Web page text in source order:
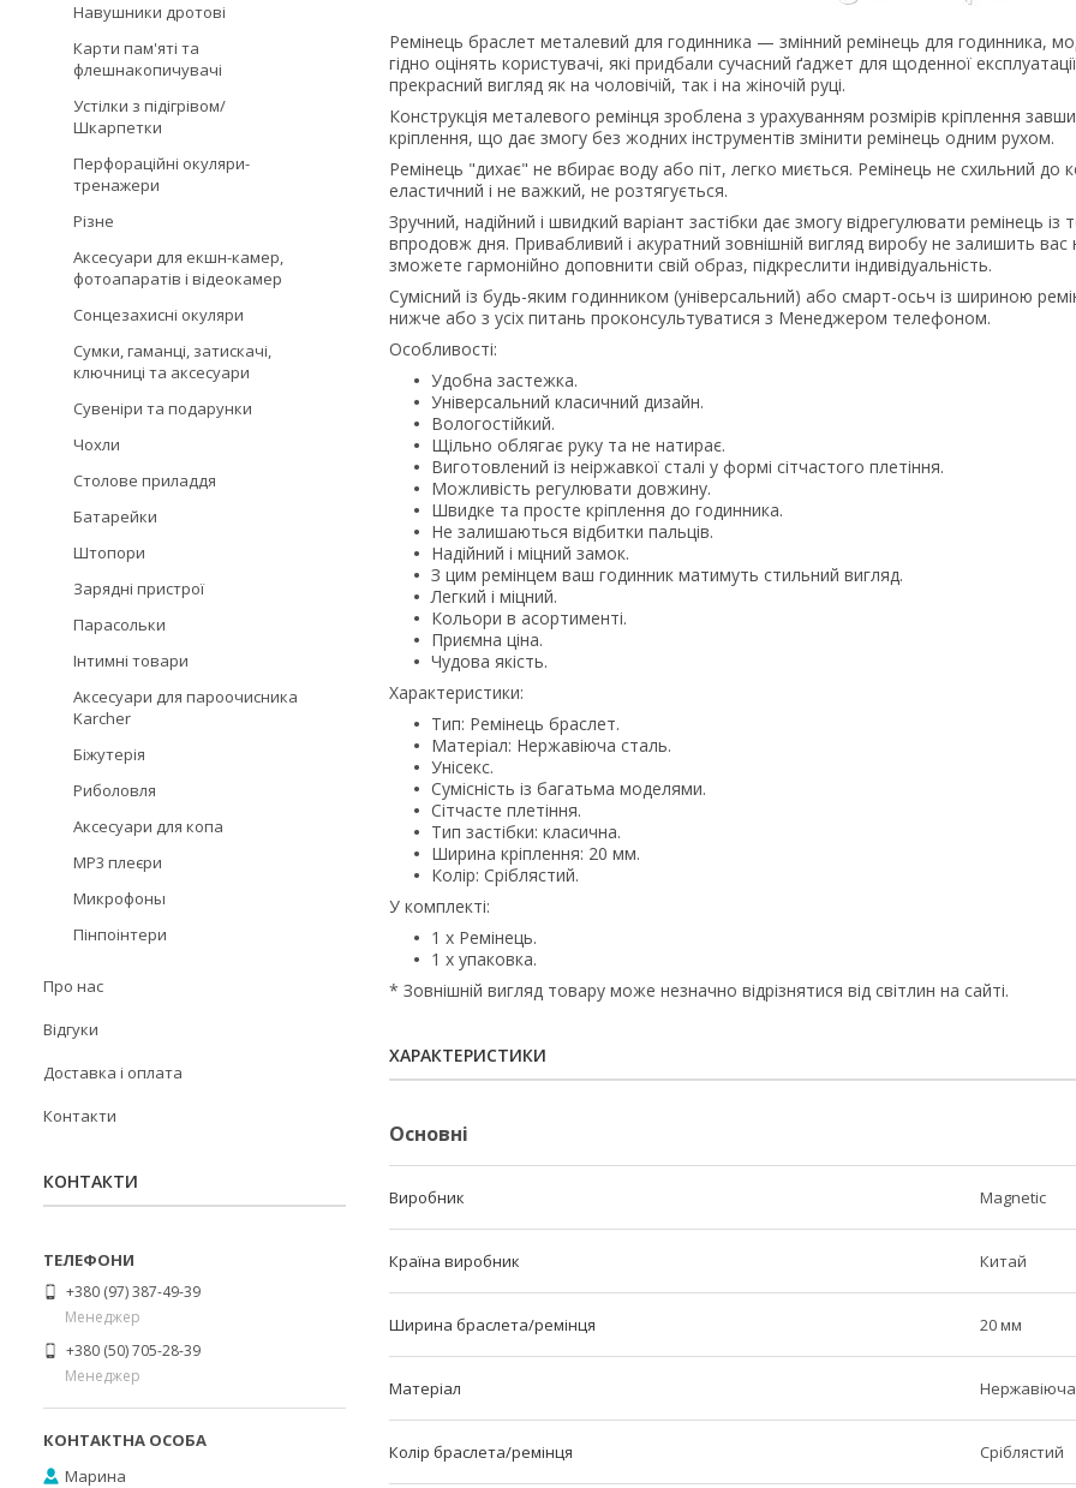
Ремінець браслет металевий для годинника — змінний ремінець для годинника,
гідно оцінять користувачі, які придбали сучасний ґаджет для щоденної
прекрасний вигляд як на чоловічій, так і на жіночій руці.
Конструкція металевого ремінця зроблена з урахуванням розмірів кріплення
кріплення, що дає змогу без жодних інструментів змінити ремінець одним рухом.
Ремінець "дихає" не вбирає воду або піт, легко миється. Ремінець не схильний до
еластичний і не важкий, не розтягується.
Зручний, надійний і швидкий варіант застібки дає змогу відрегулювати ремінець
впродовж дня. Привабливий і акуратний зовнішній вигляд виробу не залишить
зможете гармонійно доповнити свій образ, підкреслити індивідуальність.
Сумісний із будь-яким годинником (універсальний) або смарт-осьч із шириною
нижче або з усіх питань проконсультуватися з Менеджером телефоном.
Особливості:
Удобна застежка.
Універсальний класичний дизайн.
Вологостійкий.
Щільно облягає руку та не натирає.
Виготовлений із неіржавкої сталі у формі сітчастого плетіння.
Можливість регулювати довжину.
Швидке та просте кріплення до годинника.
Не залишаються відбитки пальців.
Надійний і міцний замок.
З цим ремінцем ваш годинник матимуть стильний вигляд.
Легкий і міцний.
Кольори в асортименті.
Приємна ціна.
Чудова якість.
Характеристики:
Тип: Ремінець браслет.
Матеріал: Нержавіюча сталь.
Унісекс.
Сумісність із багатьма моделями.
Сітчасте плетіння.
Тип застібки: класична.
Ширина кріплення: 20 мм.
Колір: Сріблястий.
У комплекті:
1 х Ремінець.
1 х упаковка.
* Зовнішній вигляд товару може незначно відрізнятися від світлин на сайті.
ХАРАКТЕРИСТИКИ
Основні
Виробник Magnetic
Країна виробник Китай
Ширина браслета/ремінця 20 мм
Матеріал Нержавіюча
Колір браслета/ремінця Сріблястий
Навушники дротові
Карти пам'яті та
флешнакопичувачі
Устілки з підігрівом/
Шкарпетки
Перфораційні окуляри-
тренажери
Різне
Аксесуари для екшн-камер,
фотоапаратів і відеокамер
Сонцезахисні окуляри
Сумки, гаманці, затискачі,
ключниці та аксесуари
Сувеніри та подарунки
Чохли
Столове приладдя
Батарейки
Штопори
Зарядні пристрої
Парасольки
Інтимні товари
Аксесуари для пароочисника
Karcher
Біжутерія
Риболовля
Аксесуари для копа
MP3 плеєри
Микрофоны
Пінпоінтери
Про нас
Відгуки
Доставка і оплата
Контакти
КОНТАКТИ
+380 (97) 387-49-39
Менеджер
+380 (50) 705-28-39
Менеджер
Марина